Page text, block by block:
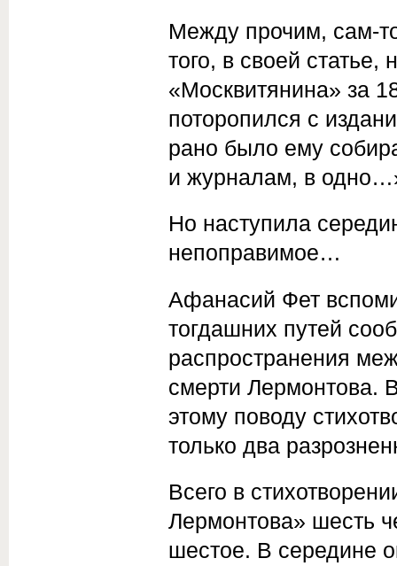
Между прочим, сам-
того, в своей
«Москвитянина» за
поторопился с
рано было ему
и журналам, в
Но наступила
непоправимое…
Афанасий Фет
тогдашних путей
распространения
смерти Лермонтова.
этому поводу
только два
Всего в
Лермонтова» шесть
шестое. В середине